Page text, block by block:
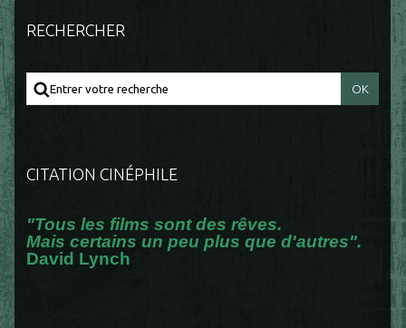
RECHERCHER
CITATION CINÉPHILE
"Tous les films sont des rêves.
Mais certains un peu plus que d'autres".
David Lynch